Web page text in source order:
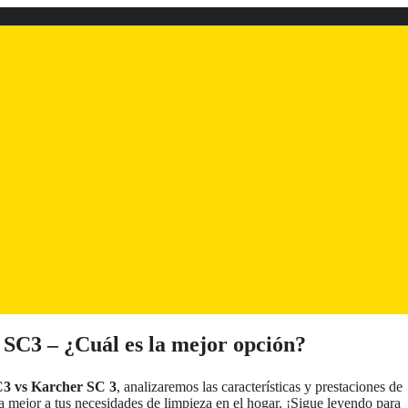
– ¿Cuál es la mejor opción?
vs Karcher SC 3, analizaremos las características y prestaciones de
a tus necesidades de limpieza en el hogar. ¡Sigue leyendo para